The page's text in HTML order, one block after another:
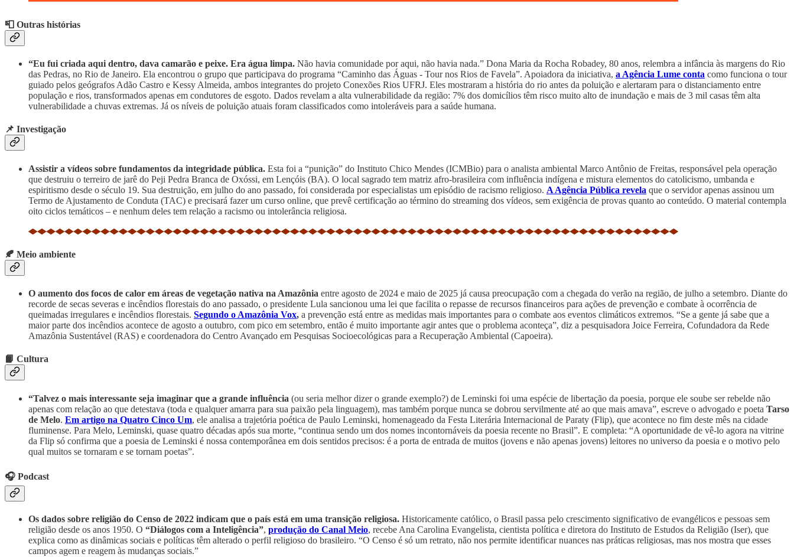
📮 Outras histórias
“Eu fui criada aqui dentro, dava camarão e peixe. Era água limpa. Não havia comunidade por aqui, não havia nada.” Dona Maria da Rocha Robadey, 80 anos, relembra a infância às margens do Rio
das Pedras, no Rio de Janeiro. Ela encontrou o grupo que participava do programa “Caminho das Águas - Tour nos Rios de Favela”. Apoiadora da iniciativa, a Agência Lume conta como funciona o tour
guiado pelos geógrafos Adão Castro e Kessy Almeida, ambos integrantes do projeto Conexões Rios UFRJ. Eles mostraram a história do rio antes da poluição e alertaram para o distanciamento entre
população e rios, transformados apenas em condutores de esgoto. Dados revelam a alta vulnerabilidade da região: 7% dos domicílios têm risco muito alto de inundação e mais de 3 mil casas têm alta
vulnerabilidade a chuvas extremas. Já os níveis de poluição atuais foram classificados como intoleráveis para a saúde humana.
📌 Investigação
Assistir a vídeos sobre fundamentos da integridade pública. Esta foi a “punição” do Instituto Chico Mendes (ICMBio) para o analista ambiental Marco Antônio de Freitas, responsável pela operação
que destruiu o terreiro de jarê do Peji Pedra Branca de Oxóssi, em Lençóis (BA). O local sagrado tem matriz afro-brasileira com influência indígena e mistura elementos do catolicismo, umbanda e
espiritismo desde o século 19. Sua destruição, em julho do ano passado, foi considerada por especialistas um episódio de racismo religioso. A Agência Pública revela que o servidor apenas assinou um
Termo de Ajustamento de Conduta (TAC) e precisará fazer um curso online, que prevê certificação ao término do streaming dos vídeos, sem exigência de provas quanto ao conteúdo. O material contempla
oito ciclos temáticos – e nenhum deles tem relação a racismo ou intolerância religiosa.
🍂 Meio ambiente
O aumento dos focos de calor em áreas de vegetação nativa na Amazônia entre agosto de 2024 e maio de 2025 já causa preocupação com a chegada do verão na região, de julho a setembro. Diante do
recorde de secas severas e incêndios florestais do ano passado, o presidente Lula sancionou uma lei que facilita o repasse de recursos financeiros para ações de prevenção e combate à ocorrência de
queimadas irregulares e incêndios florestais. Segundo o Amazônia Vox, a prevenção está entre as medidas mais importantes para o combate aos eventos climáticos extremos. “Se a gente já sabe que a
maior parte dos incêndios acontece de agosto a outubro, com pico em setembro, então é muito importante agir antes que o problema aconteça”, diz a pesquisadora Joice Ferreira, Cofundadora da Rede
Amazônia Sustentável (RAS) e coordenadora do Centro Avançado em Pesquisas Socioecológicas para a Recuperação Ambiental (Capoeira).
📙 Cultura
“Talvez o mais interessante seja imaginar que a grande influência (ou seria melhor dizer o grande exemplo?) de Leminski foi uma espécie de libertação da poesia, porque ele soube ser rebelde não
apenas com relação ao que detestava (toda e qualquer amarra para sua paixão pela linguagem), mas também porque nunca se dobrou servilmente até ao que mais amava”, escreve o advogado e poeta Tarso
de Melo. Em artigo na Quatro Cinco Um, ele analisa a trajetória poética de Paulo Leminski, homenageado da Festa Literária Internacional de Paraty (Flip), que acontece no fim deste mês na cidade
fluminense. Para Melo, Leminski, quase quatro décadas após sua morte, “continua sendo um dos nomes incontornáveis da poesia recente no Brasil”. E completa: “A oportunidade de vê-lo agora na vitrine
da Flip só confirma que a poesia de Leminski é nossa contemporânea em dois sentidos precisos: é a porta de entrada de muitos (jovens e não apenas jovens) leitores no universo da poesia e o motivo pelo
qual muitos se tornaram e se tornam poetas”.
🎧 Podcast
Os dados sobre religião do Censo de 2022 indicam que o país está em uma transição religiosa. Historicamente católico, o Brasil passa pelo crescimento significativo de evangélicos e pessoas sem
religião desde os anos 1950. O “Diálogos com a Inteligência”, produção do Canal Meio, recebe Ana Carolina Evangelista, cientista política e diretora do Instituto de Estudos da Religião (Iser), que
explica como as dinâmicas sociais e políticas têm alterado o perfil religioso do brasileiro. “O Censo é só um retrato, não nos permite identificar nuances nas práticas religiosas, mas nos mostra que esses
campos agem e reagem às mudanças sociais.”